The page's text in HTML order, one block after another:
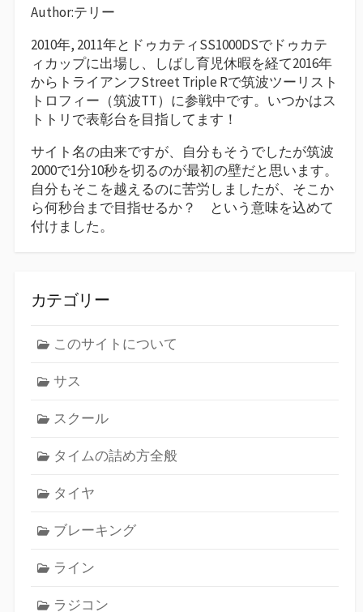
Author:テリー
2010年, 2011年とドゥカティSS1000DSでドゥカテ
ィカップに出場し、しばし育児休暇を経て2016年
からトライアンフStreet Triple Rで筑波ツーリスト
トロフィー（筑波TT）に参戦中です。いつかはス
トトリで表彰台を目指してます！
サイト名の由来ですが、自分もそうでしたが筑波
2000で1分10秒を切るのが最初の壁だと思います。
自分もそこを越えるのに苦労しましたが、そこか
ら何秒台まで目指せるか？ という意味を込めて
付けました。
カテゴリー
このサイトについて
サス
スクール
タイムの詰め方全般
タイヤ
ブレーキング
ライン
ラジコン